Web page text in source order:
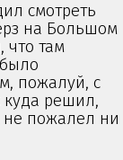
смотреть
на Большом
что там
пожалуй, с
решил,
не пожалел ни